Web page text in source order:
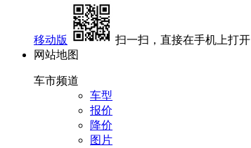
移动版
扫一扫，直接在手机上打开
网站地图
车市频道
车型
报价
降价
图片